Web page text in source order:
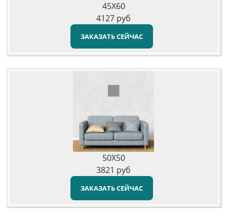
45X60
4127 руб
ЗАКАЗАТЬ СЕЙЧАС
50X50
3821 руб
ЗАКАЗАТЬ СЕЙЧАС